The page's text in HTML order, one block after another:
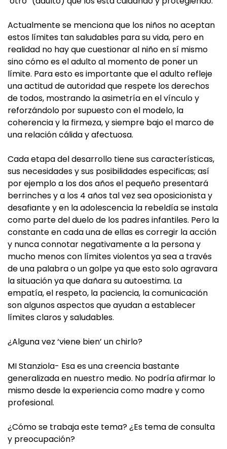
Actualmente se menciona que los niños no aceptan
estos límites tan saludables para su vida, pero en
realidad no hay que cuestionar al niño en sí mismo
sino cómo es el adulto al momento de poner un
límite. Para esto es importante que el adulto refleje
una actitud de autoridad que respete los derechos
de todos, mostrando la asimetría en el vínculo y
reforzándolo por supuesto con el modelo, la
coherencia y la firmeza, y siempre bajo el marco de
una relación cálida y afectuosa.
Cada etapa del desarrollo tiene sus características,
sus necesidades y sus posibilidades especificas; así
por ejemplo a los dos años el pequeño presentará
berrinches y a los 4 años tal vez sea oposicionista y
desafiante y en la adolescencia la rebeldía se instala
como parte del duelo de los padres infantiles. Pero la
constante en cada una de ellas es corregir la acción
y nunca connotar negativamente a la persona y
mucho menos con límites violentos ya sea a través
de una palabra o un golpe ya que esto solo agravara
la situación ya que dañara su autoestima. La
empatía, el respeto, la paciencia, la comunicación
son algunos aspectos que ayudan a establecer
límites claros y saludables.
¿Alguna vez ‘viene bien’ un chirlo?
MI Stanziola- Esa es una creencia bastante
generalizada en nuestro medio. No podría afirmar lo
mismo desde la experiencia como madre y como
profesional.
¿Cómo se trabaja este tema? ¿Es tema de consulta
y preocupación?